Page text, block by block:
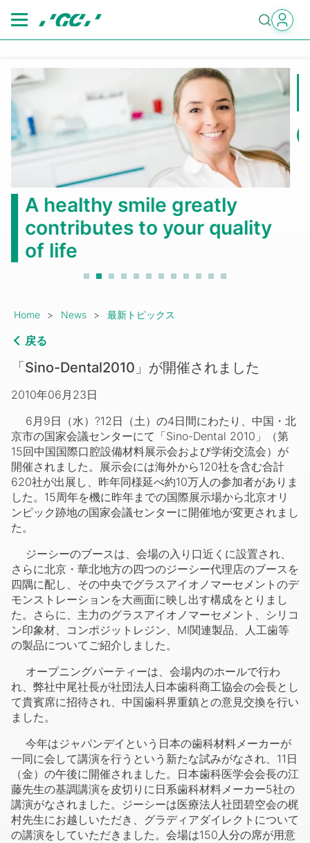
main
第6回国際歯科シンポジウム
2026年10月3日(土)～4日(日)
Breadcrumb
Home
戻る
「Sino-Dental2010」が開催されました
2010年06月23日
6月9日（水）?12日（土）の4日間にわたり、中国・北
京市の国家会議センターにて「Sino-Dental 2010」（第
15回中国国際口腔設備材料展示会および学術交流会）が
開催されました。展示会には海外から120社を含む合計
620社が出展し、昨年同様延べ約10万人の参加者がありま
した。15周年を機に昨年までの国際展示場から北京オリ
た。
ジーシーのブースは、会場の入り口近くに設置され、
さらに北京・華北地方の四つのジーシー代理店のブースを
四隅に配し、その中央でグラスアイオノマーセメントのデ
モンストレーションを大画面に映し出す構成をとりまし
た。さらに、主力のグラスアイオノマーセメント、シリコ
の製品についてご紹介しました。
オープニングパーティーは、会場内のホールで行わ
れ、弊社中尾社長が社団法人日本歯科商工協会の会長とし
ました。
今年はジャパンデイという日本の歯科材料メーカーが
一同に会して講演を行うという新たな試みがなされ、11日
（金）の午後に開催されました。日本歯科医学会会長の江
藤先生の基調講演を皮切りに日系歯科材料メーカー5社の
講演がなされました。ジーシーは医療法人社団碧空会の梶